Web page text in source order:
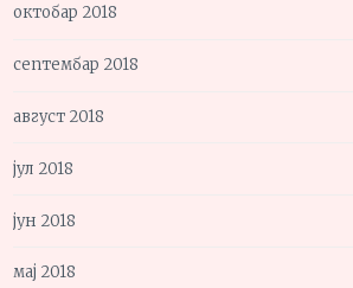
октобар 2018
септембар 2018
август 2018
јул 2018
јун 2018
мај 2018